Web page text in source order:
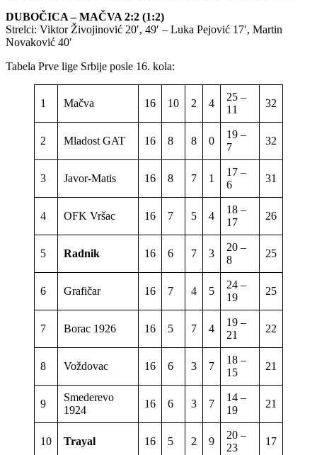
DUBOČICA – MAČVA 2:2 (1:2)
Strelci: Viktor Živojinović 20′, 49′ – Luka Pejović 17′, Martin
Novaković 40′
Tabela Prve lige Srbije posle 16. kola:
1 Mačva 16 10 2 4
25 –
11
32
2 Mladost GAT 16 8 8 0
19 –
7
32
3 Javor-Matis 16 8 7 1
17 –
6
31
4 OFK Vršac 16 7 5 4
18 –
17
26
5 Radnik 16 6 7 3
20 –
8
25
6 Grafičar 16 7 4 5
24 –
19
25
7 Borac 1926 16 5 7 4
19 –
21
22
8 Voždovac 16 6 3 7
18 –
15
21
9
Smederevo
1924
16 6 3 7
14 –
19
21
10 Trayal 16 5 2 9
20 –
23
17